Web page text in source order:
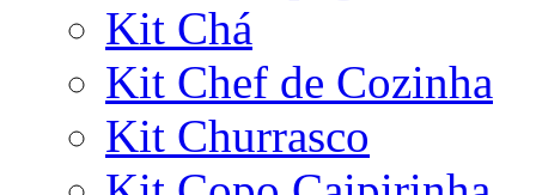
Kit Chá
Kit Chef de Cozinha
Kit Churrasco